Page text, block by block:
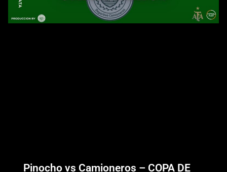
Pinocho vs Camioneros – COPA DE